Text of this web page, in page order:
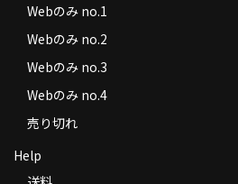
Webのみ no.1
Webのみ no.2
Webのみ no.3
Webのみ no.4
売り切れ
Help